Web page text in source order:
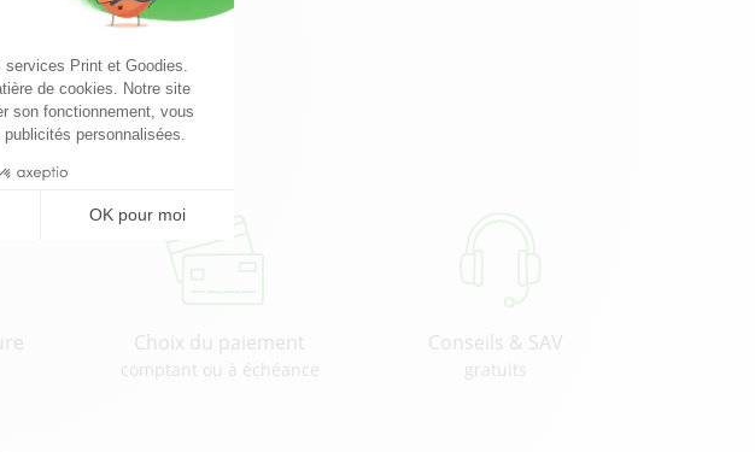
?
Choix du paiement
comptant ou à échéance
Conseils & SAV
gratuits